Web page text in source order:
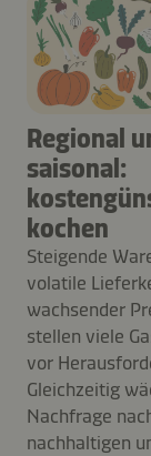
Regional
saisonal:
kochen
Steigende
volatile
wachsender
stellen viele
vor
Gleichzeitig
Nachfrage
nachhaltigen